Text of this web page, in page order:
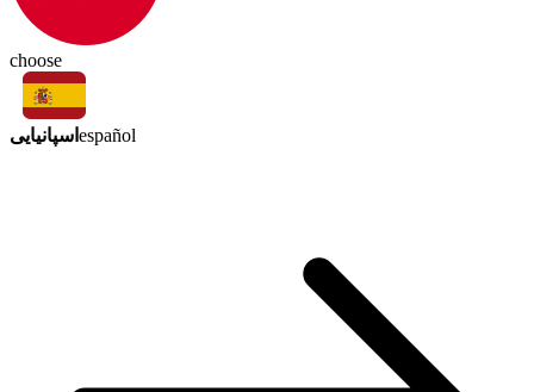
choose
اسپانیایی español